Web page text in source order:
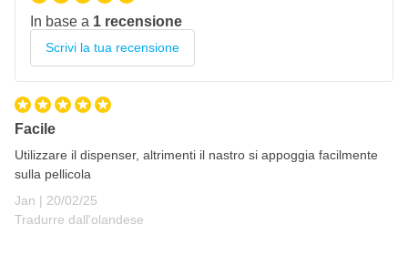
Resistente ai raggi UV
La pellicola aderisce al substrato per carica statica
In base a 1 recensione
Scrivi la tua recensione
Facile
Utilizzare il dispenser, altrimenti il nastro si appoggia facilmente
sulla pellicola
Jan | 20 febbraio 2025
20/02/25
Tradurre dall'olandese